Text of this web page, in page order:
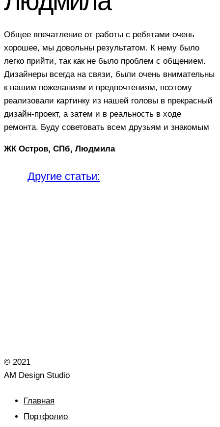
Общее впечатление от работы с ребятами очень
хорошее, мы довольны результатом. К нему было
легко прийти, так как не было проблем с общением.
Дизайнеры всегда на связи, были очень внимательны
к нашим пожеланиям и предпочтениям, поэтому
реализовали картинку из нашей головы в прекрасный
дизайн-проект, а затем и в реальность в ходе
ремонта. Буду советовать всем друзьям и знакомым
ЖК Остров, СПб, Людмила
Другие статьи:
© 2021
AM Design Studio
Главная
Портфолио